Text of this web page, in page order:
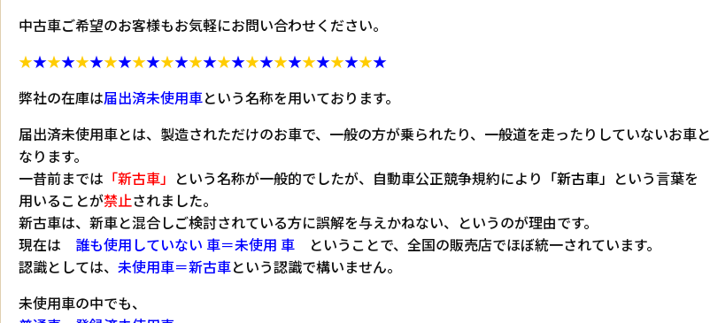
中古車ご希望のお客様もお気軽にお問い合わせください。
★★★★★★★★★★★★★★★★★★★★★★★★★★
弊社の在庫は届出済未使用車という名称を用いております。
届出済未使用車とは、製造されただけのお車で、一般の方が乗られたり、一般道を走ったりしていないお車と
なります。
一昔前までは 「新古車」 という名称が一般的でしたが、自動車公正競争規約により 「新古車」 という言葉を
用いることが禁止されました。
新古車は、新車と混合しご検討されている方に誤解を与えかねない、というのが理由です。
現在は 誰も使用していない 車＝未使用 車 ということで、全国の販売店でほぼ統一されています。
認識としては、 未使用車＝新古車という認識で構いません。
未使用車の中でも、